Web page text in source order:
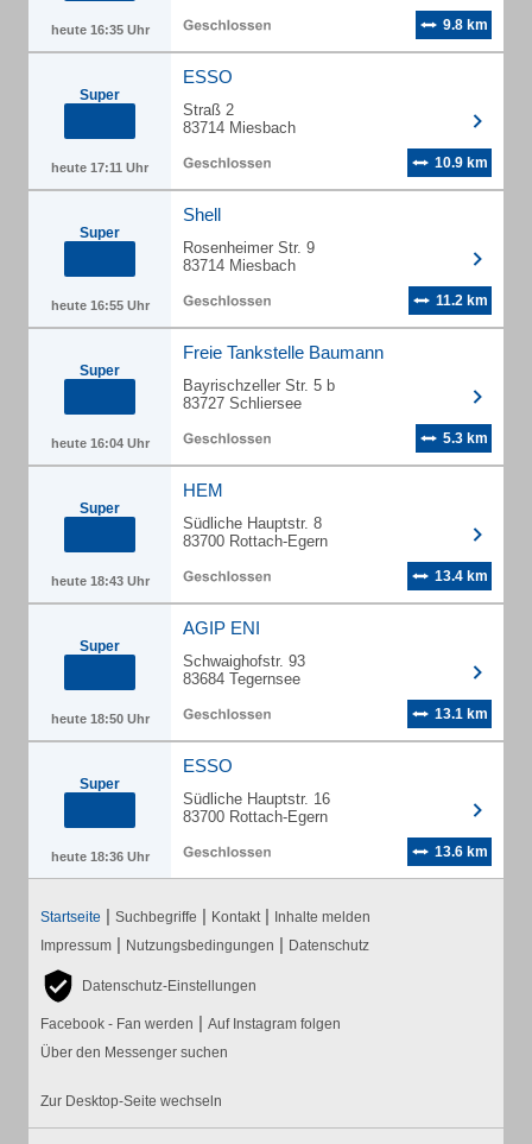
heute 16:35 Uhr 9.8 km
Super
heute 17:11 Uhr
ESSO
Straß 2
83714 Miesbach
10.9 km
Super
heute 16:55 Uhr
Shell
Rosenheimer Str. 9
83714 Miesbach
11.2 km
Super
heute 16:04 Uhr
Freie Tankstelle Baumann
Bayrischzeller Str. 5 b
83727 Schliersee
5.3 km
Super
heute 18:43 Uhr
HEM
Südliche Hauptstr. 8
83700 Rottach-Egern
13.4 km
Super
heute 18:50 Uhr
AGIP ENI
Schwaighofstr. 93
83684 Tegernsee
13.1 km
Super
heute 18:36 Uhr
ESSO
Südliche Hauptstr. 16
83700 Rottach-Egern
13.6 km
Startseite | Suchbegriffe | Kontakt | Inhalte melden
Impressum | Nutzungsbedingungen | Datenschutz
Datenschutz-Einstellungen
Facebook - Fan werden | Auf Instagram folgen
Über den Messenger suchen
Zur Desktop-Seite wechseln